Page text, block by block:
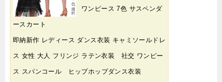
ワンピース 7色 サスペンダ
ースカート
即納新作 レディース ダンス衣装 キャミソールドレ
ス 女性 大人 フリンジ ラテン衣装 社交 ワンピー
ス スパンコール ヒップホップダンス衣装